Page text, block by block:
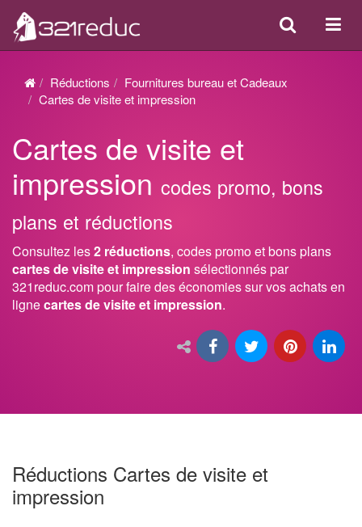
ou
Search
Réductions
Fournitures bureau et Cadeaux
Cartes de visite et impression
Cartes de visite et
impression codes promo, bons
plans et réductions
Consultez les2 réductions, codes promo et bons plans
cartes de visite et impression sélectionnés par
321reduc.com pour faire des économies sur vos achats en
lignecartes de visite et impression.
Réductions Cartes de visite et
impression